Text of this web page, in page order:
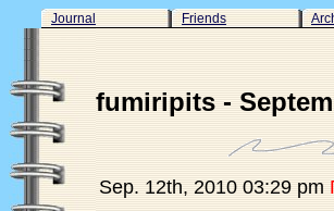
Journal Friends
fumiripits -
Sep. 12th, 2010 03:29 pm